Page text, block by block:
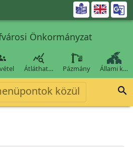

Önkormányzat

Átláthat… Pázmány Állami k…
közül 